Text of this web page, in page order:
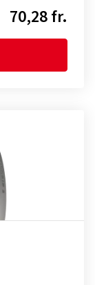
70,28 fr.